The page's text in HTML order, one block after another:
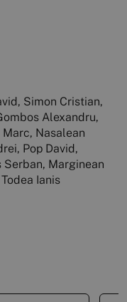
Simon Cristian,
Alexandru,
Nasalean
Pop David,
Serban, Marginean
Ianis